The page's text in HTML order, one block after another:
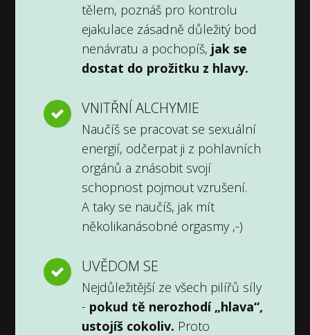
tělem, poznáš pro kontrolu
ejakulace zásadně důležitý bod
nenávratu a pochopíš, jak se
dostat do prožitku z hlavy.
VNITŘNÍ ALCHYMIE
Naučíš se pracovat se sexuální
energií, odčerpat ji z pohlavních
orgánů a znásobit svojí
schopnost pojmout vzrušení.
A taky se naučíš, jak mít
několikanásobné orgasmy ,-)
UVĚDOM SE
Nejdůležitější ze všech pilířů síly
- pokud tě nerozhodí „hlava“,
ustojíš cokoliv. Proto